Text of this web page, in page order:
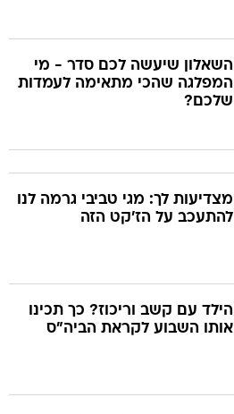
השאלון שיעשה לכם סדר - מי
המפלגה שהכי מתאימה לעמדות
שלכם?
מצדיעות לך: מגי טביבי גרמה לנו
להתעכב על הז'קט הזה
הילד עם קשב וריכוז? כך תכינו
אותו השבוע לקראת הביה"ס